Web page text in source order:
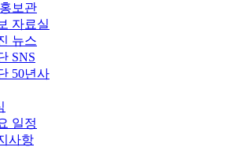
보관
자료실
뉴스
SNS
50년사
일정
사항